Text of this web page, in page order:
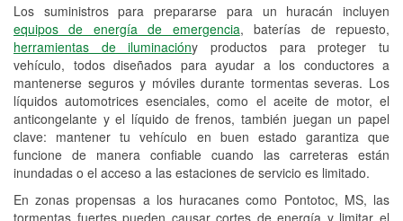
Los suministros para prepararse para un huracán incluyen
equipos de energía de emergencia, baterías de repuesto,
herramientas de iluminacióny productos para proteger tu
vehículo, todos diseñados para ayudar a los conductores a
mantenerse seguros y móviles durante tormentas severas. Los
líquidos automotrices esenciales, como el aceite de motor, el
anticongelante y el líquido de frenos, también juegan un papel
clave: mantener tu vehículo en buen estado garantiza que
funcione de manera confiable cuando las carreteras están
inundadas o el acceso a las estaciones de servicio es limitado.
En zonas propensas a los huracanes como Pontotoc, MS, las
tormentas fuertes pueden causar cortes de energía y limitar el
Reciclaje de baterías y aceite
Instalación de bombillas de faros
Instalación de limpiaparabrisas
Programa de Préstamo de
Herramientas
Rectificación de tambores y discos de
freno